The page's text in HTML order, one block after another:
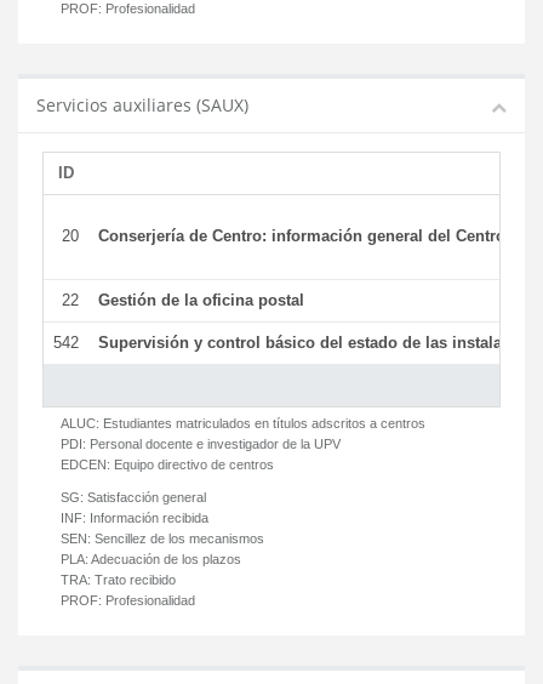
PROF: Profesionalidad
Servicios auxiliares (SAUX)
ID
20 Conserjería de Centro: información general del Centro y
22 Gestión de la oficina postal
542 Supervisión y control básico del estado de las
ALUC: Estudiantes matriculados en títulos adscritos a centros
PDI: Personal docente e investigador de la UPV
EDCEN: Equipo directivo de centros
SG: Satisfacción general
INF: Información recibida
SEN: Sencillez de los mecanismos
PLA: Adecuación de los plazos
TRA: Trato recibido
PROF: Profesionalidad